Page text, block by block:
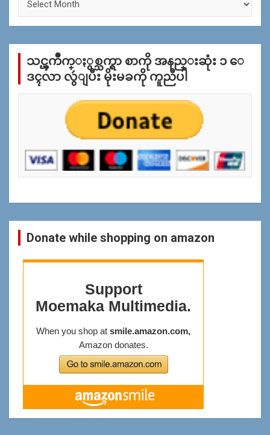
က္
န္
သင္ၾကိဳက္ႏွစ္သက္ရာ စာကို အနည္းဆုံး ၁ ေ
ဒၚလာ လွဴျပီး မိုးမခကို ကူညီပါ
Donate while shopping on amazon